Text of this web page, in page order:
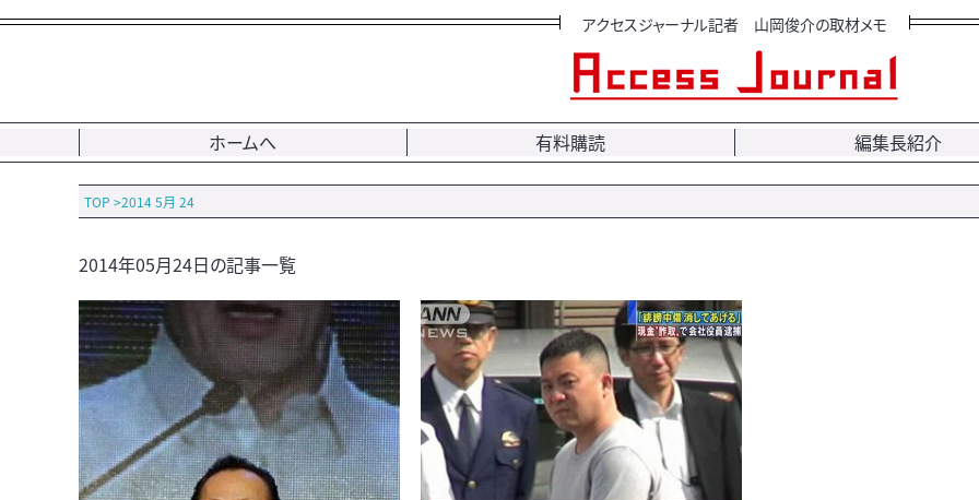
アクセスジャーナル記者 山岡俊介の取材メモ
ホームへ 有料購読 編集長紹介
TOP >2014 5月 24
2014年05月24日の記事一覧